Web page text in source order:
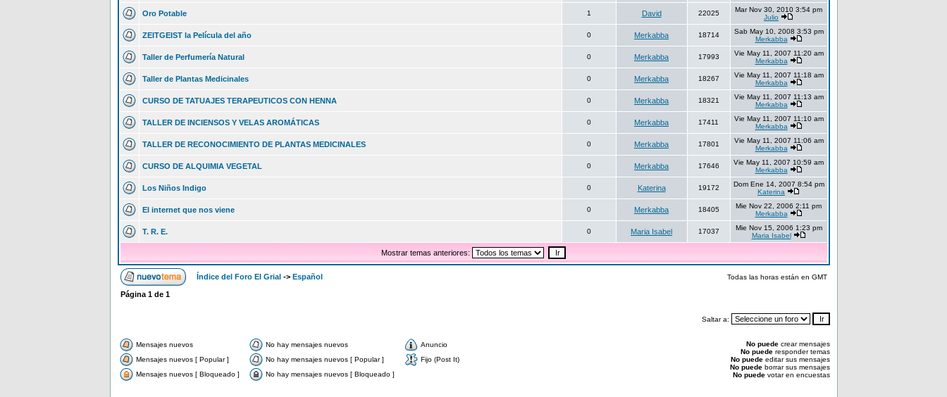
Oro Potable 1 David 22025
Mar Nov 30, 2010 3:54 pm
Julio
ZEITGEIST la Película del año 0 Merkabba 18714
Sab May 10, 2008 3:53 pm
Merkabba
Taller de Perfumería Natural 0 Merkabba 17993
Vie May 11, 2007 11:20 am
Merkabba
Taller de Plantas Medicinales 0 Merkabba 18267
Vie May 11, 2007 11:18 am
Merkabba
CURSO DE TATUAJES TERAPEUTICOS CON HENNA 0 Merkabba 18321
Vie May 11, 2007 11:13 am
Merkabba
TALLER DE INCIENSOS Y VELAS AROMÁTICAS 0 Merkabba 17411
Vie May 11, 2007 11:10 am
Merkabba
TALLER DE RECONOCIMIENTO DE PLANTAS MEDICINALES 0 Merkabba 17801
Vie May 11, 2007 11:06 am
Merkabba
CURSO DE ALQUIMIA VEGETAL 0 Merkabba 17646
Vie May 11, 2007 10:59 am
Merkabba
Los Niños Indigo 0 Katerina 19172
Dom Ene 14, 2007 8:54 pm
Katerina
El internet que nos viene 0 Merkabba 18405
Mie Nov 22, 2006 2:11 pm
Merkabba
T. R. E. 0 Maria Isabel 17037
Mie Nov 15, 2006 1:23 pm
Maria Isabel
Mostrar temas anteriores:
Índice del Foro El Grial-> Español Todas las horas están en GMT
Página 1de 1
Saltar a:
Mensajes nuevos No hay mensajes nuevos
Anuncio
Mensajes nuevos [ Popular ]
No hay mensajes nuevos [ Popular ]
Fijo (Post It)
Mensajes nuevos [ Bloqueado ]
No hay mensajes nuevos [ Bloqueado ]
No puedecrear mensajes
No puederesponder temas
No puedeeditar sus mensajes
No puedeborrar sus mensajes
No puedevotar en encuestas